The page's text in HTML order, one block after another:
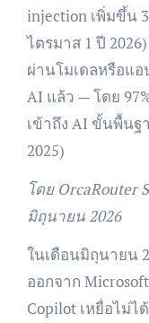
injection เพิ่มขึ้น
ไตรมาส 1 ปี
ผ่านโมเดลหรือแ
AI แล้ว — โดย
เข้าถึง AI ขั้นพื้นฐ
2025)
โดย OrcaRouter
มิถุนายน 2026
ในเดือนมิถุนายน
ออกจาก
Copilot เหยื่อไม่ไ